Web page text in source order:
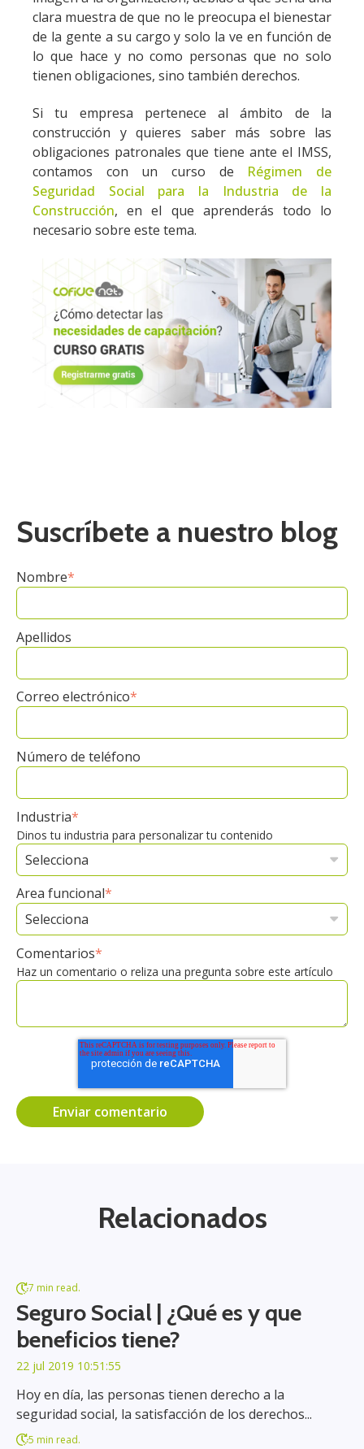
clara muestra de que no le preocupa el bienestar
de la gente a su cargo y solo la ve en función de
lo que hace y no como personas que no solo
tienen obligaciones, sino también derechos.
Si tu empresa pertenece al ámbito de la
construcción y quieres saber más sobre las
obligaciones patronales que tiene ante el IMSS,
contamos con un curso de Régimen de
Seguridad Social para la Industria de la
Construcción, en el que aprenderás todo lo
necesario sobre este tema.
Suscríbete a nuestro blog
Nombre*
Apellidos
Correo electrónico*
Número de teléfono
Industria*
Dinos tu industria para personalizar tu contenido
Area funcional*
Comentarios*
Haz un comentario o reliza una pregunta sobre este artículo
Relacionados
7 min read.
Seguro Social | ¿Qué es y que
beneficios tiene?
22 jul 2019 10:51:55
Hoy en día, las personas tienen derecho a la
seguridad social, la satisfacción de los derechos...
5 min read.